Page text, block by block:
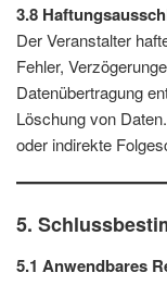
3.8
Der Veranstalter
Fehler,
Datenübertragung
Löschung von
oder indirekte
5.
5.1 Anwendbares